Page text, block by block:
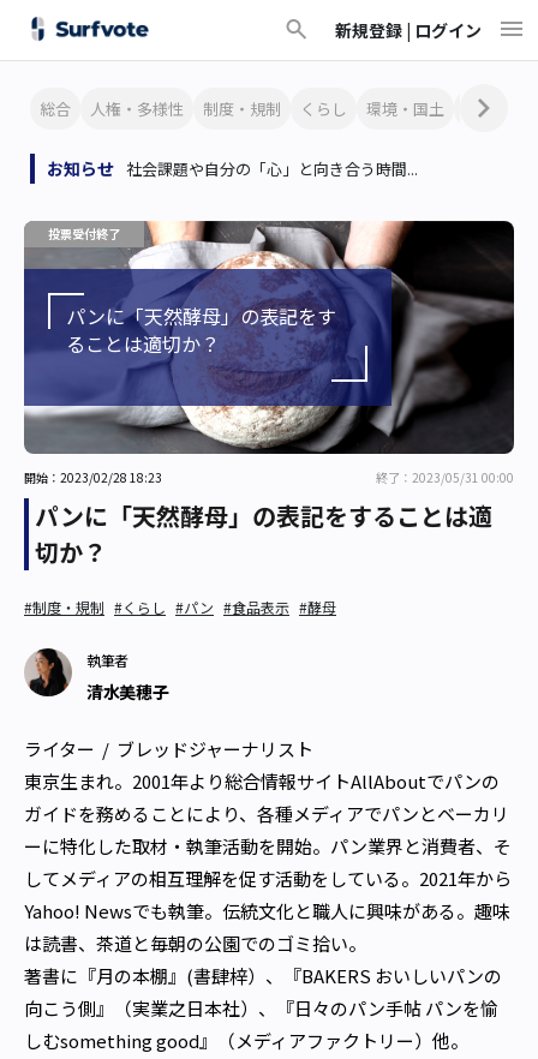
新規登録 | ログイン
総合 人権・多様性 制度・規制 くらし 環境・国土 文化・芸
お知らせ 社会課題や自分の「心」と向き合う時間...
パンに「天然酵母」の表記をす
ることは適切か？
投票受付終了
開始：2023/02/28 18:23 終了：2023/05/31 00:00
パンに「天然酵母」の表記をすることは適
切か？
#制度・規制 #くらし #パン #食品表示 #酵母
執筆者
清水美穂子
ライター  /  ブレッドジャーナリスト
東京生まれ。2001年より総合情報サイトAllAboutでパンの
ガイドを務めることにより、各種メディアでパンとベーカリ
ーに特化した取材・執筆活動を開始。パン業界と消費者、そ
してメディアの相互理解を促す活動をしている。2021年から
Yahoo! Newsでも執筆。伝統文化と職人に興味がある。趣味
は読書、茶道と毎朝の公園でのゴミ拾い。
著書に『月の本棚』(書肆梓）、『BAKERS おいしいパンの
向こう側』（実業之日本社）、『日々のパン手帖 パンを愉
しむsomething good』（メディアファクトリー）他。